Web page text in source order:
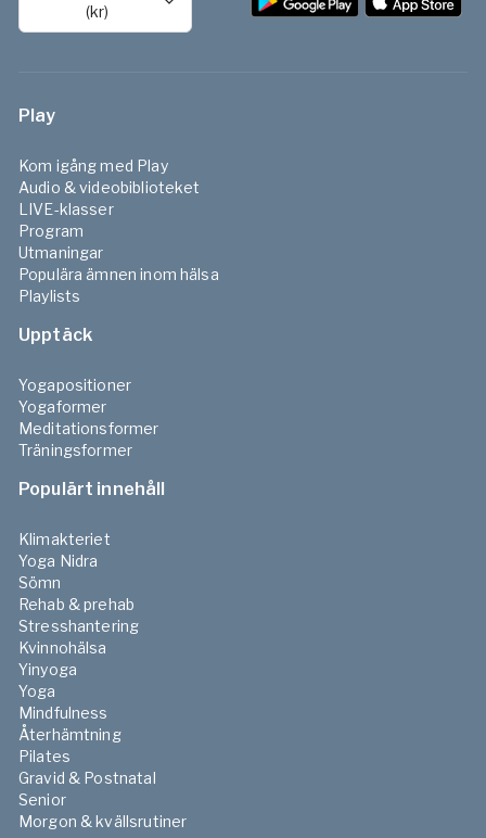
(kr)
Play
Kom igång med Play
Audio & videobiblioteket
LIVE-klasser
Program
Utmaningar
Populära ämnen inom hälsa
Playlists
Upptäck
Yogapositioner
Yogaformer
Meditationsformer
Träningsformer
Populärt innehåll
Klimakteriet
Yoga Nidra
Sömn
Rehab & prehab
Stresshantering
Kvinnohälsa
Yinyoga
Yoga
Mindfulness
Återhämtning
Pilates
Gravid & Postnatal
Senior
Morgon & kvällsrutiner